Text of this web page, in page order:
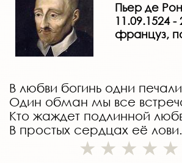
Пьер де
11.09.1524 -
француз,
В любви богинь одни
Один обман мы все
Кто жаждет подлинной
В простых сердцах её лови.